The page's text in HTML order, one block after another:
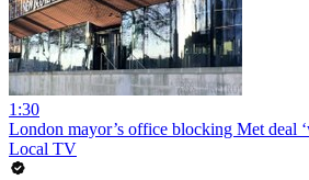
1:30
London mayor’s office blocking Met deal
Local TV